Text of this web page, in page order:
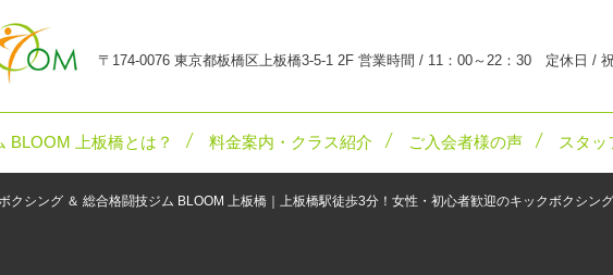
〒174-0076 東京都板橋区上板橋3-5-1 2F 営業時間 / 11：00～22：30 定休日 /
BLOOM 上板橋とは？ 料金案内・クラス紹介 ご入会者様の声 スタッ
クシング ＆ 総合格闘技ジム BLOOM 上板橋｜上板橋駅徒歩3分！女性・初心者歓迎のキックボクシン